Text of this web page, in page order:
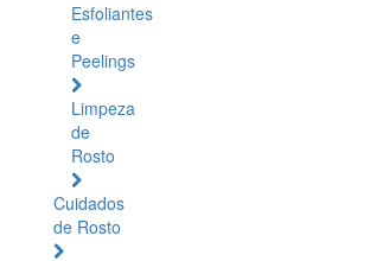
Esfoliantes
e
Peelings
Limpeza
de
Rosto
Cuidados
de Rosto